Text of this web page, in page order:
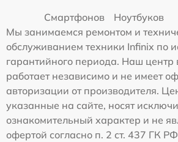
Смартфонов
Ноутбуков
Мы занимаемся ремонтом и
обслуживанием техники Infinix по
гарантийного периода. Наш центр
работает независимо и не имеет
авторизации от производителя.
указанные на сайте, носят
ознакомительный характер и не
офертой согласно п. 2 ст. 437 ГК